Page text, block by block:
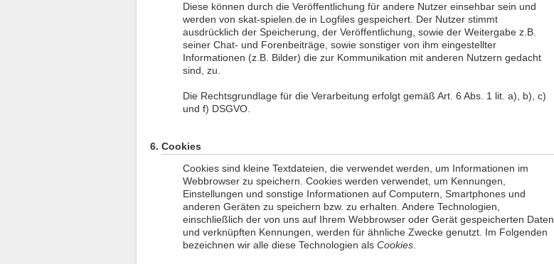
Diese können durch die Veröffentlichung für andere Nutzer einsehbar sein und
werden von skat-spielen.de in Logfiles gespeichert. Der Nutzer stimmt
ausdrücklich der Speicherung, der Veröffentlichung, sowie der Weitergabe z.B.
seiner Chat- und Forenbeiträge, sowie sonstiger von ihm eingestellter
Informationen (z.B. Bilder) die zur Kommunikation mit anderen Nutzern gedacht
sind, zu.
Die Rechtsgrundlage für die Verarbeitung erfolgt gemäß Art. 6 Abs. 1 lit. a), b), c)
und f) DSGVO.
Cookies
Cookies sind kleine Textdateien, die verwendet werden, um Informationen im
Webbrowser zu speichern. Cookies werden verwendet, um Kennungen,
Einstellungen und sonstige Informationen auf Computern, Smartphones und
anderen Geräten zu speichern bzw. zu erhalten. Andere Technologien,
einschließlich der von uns auf Ihrem Webbrowser oder Gerät gespeicherten Daten
und verknüpften Kennungen, werden für ähnliche Zwecke genutzt. Im Folgenden
bezeichnen wir alle diese Technologien als Cookies